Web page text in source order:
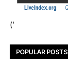
('
POPULAR POSTS